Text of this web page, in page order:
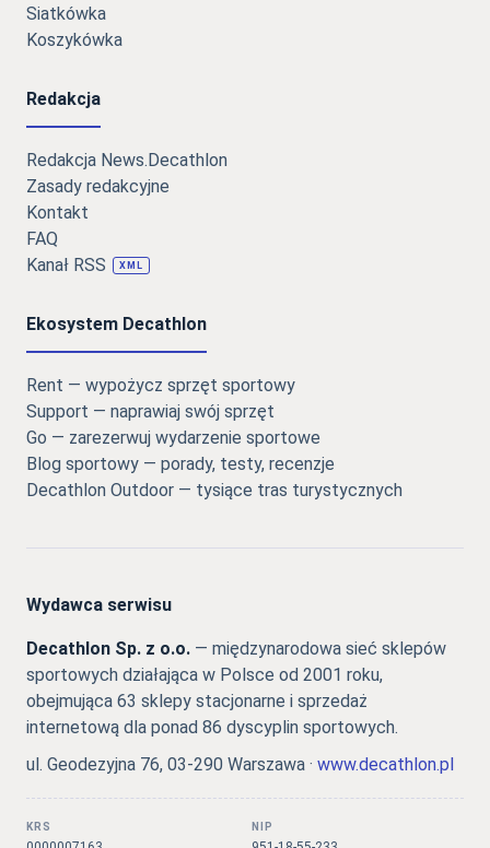
Siatkówka
Koszykówka
Redakcja
Redakcja News.Decathlon
Zasady redakcyjne
Kontakt
FAQ
Kanał RSS
XML
Ekosystem Decathlon
Rent — wypożycz sprzęt sportowy
Support — naprawiaj swój sprzęt
Go — zarezerwuj wydarzenie sportowe
Blog sportowy — porady, testy, recenzje
Decathlon Outdoor — tysiące tras turystycznych
Wydawca serwisu
Decathlon Sp. z o.o. — międzynarodowa sieć sklepów
sportowych działająca w Polsce od 2001 roku,
obejmująca 63 sklepy stacjonarne i sprzedaż
internetową dla ponad 86 dyscyplin sportowych.
ul. Geodezyjna 76, 03-290 Warszawa · www.decathlon.pl
KRS NIP